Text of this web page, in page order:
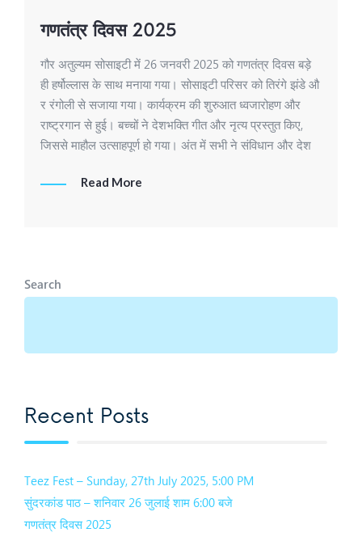
गणतंत्र दिवस 2025
गौर अतुल्यम सोसाइटी में 26 जनवरी 2025 को गणतंत्र दिवस बड़े
ही हर्षोल्लास के साथ मनाया गया। सोसाइटी परिसर को तिरंगे झंडे औ
र रंगोली से सजाया गया। कार्यक्रम की शुरुआत ध्वजारोहण और
राष्ट्रगान से हुई। बच्चों ने देशभक्ति गीत और नृत्य प्रस्तुत किए,
जिससे माहौल उत्साहपूर्ण हो गया। अंत में सभी ने संविधान और देश
Read More
Search
Recent Posts
Teez Fest – Sunday, 27th July 2025, 5:00 PM
सुंदरकांड पाठ – शनिवार 26 जुलाई शाम 6:00 बजे
गणतंत्र दिवस 2025